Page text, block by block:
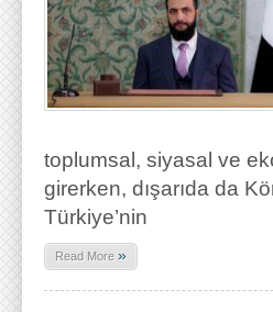
toplumsal, siyasal ve
girerken, dışarıda da
Türkiye’nin
Read More »